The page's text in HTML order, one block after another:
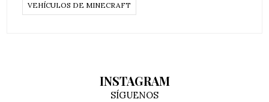
VEHÍCULOS DE MINECRAFT
INSTAGRAM
SÍGUENOS